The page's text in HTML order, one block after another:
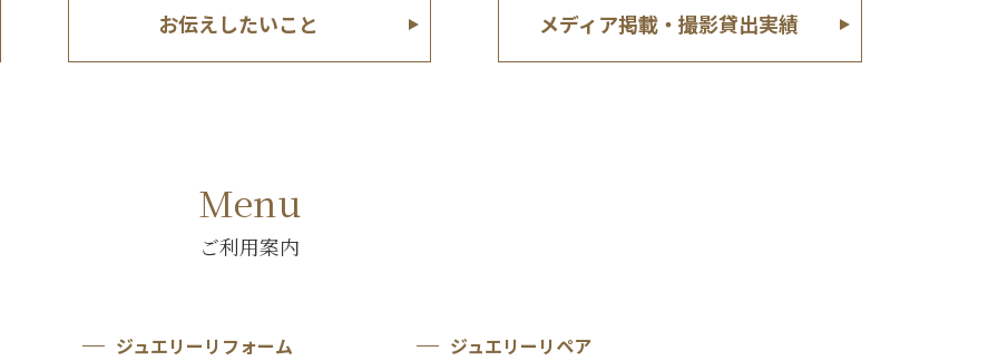
お伝えしたいこと メディア掲載・撮影貸出実績
Menu
ご利用案内
ジュエリーリフォーム
ジュエリーリペア